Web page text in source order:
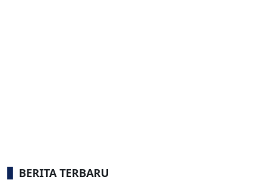
BERITA TERBARU